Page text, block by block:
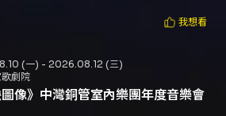
我想看
(一) - 2026.08.12 (三)
劇院
圖像》中灣銅管室內樂團年度音樂會